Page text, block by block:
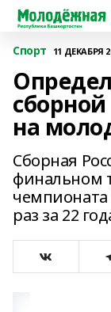
Спорт 11 ДЕКАБРЯ
на
Сборная
финальном
раз за 22